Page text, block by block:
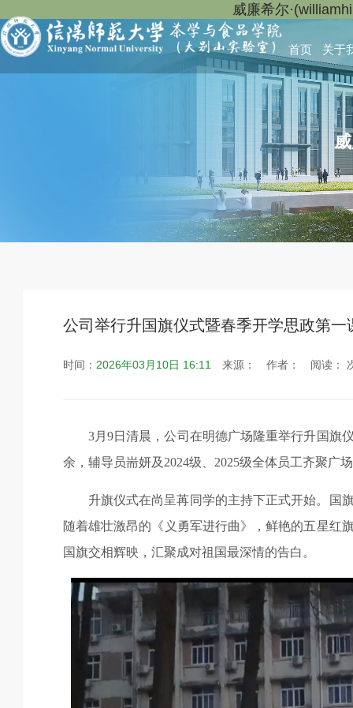
威廉希尔
首页 关于
公司举行升国旗仪式暨春季开学思政第一
时间： 2026年03月10日 16:11来源： 作者： 阅读：
3月9日清晨，公司在明德广场隆重举行升国旗
余，辅导员耑妍及 2024级、 2025级全体员工齐聚广
升旗仪式在尚呈苒同学的主持下正式开始。国
随着雄壮激昂的《义勇军进行曲》，鲜艳的五星红
国旗交相辉映，汇聚成对祖国最深情的告白。